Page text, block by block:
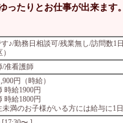
ったりとお仕事が出来ます
♪/勤務日相談可/残業無し/訪問数
/准看護師
円（時給）
時給1900円
時給1800円
満のお子様がいる方には給与に1